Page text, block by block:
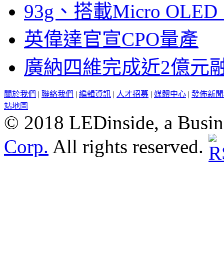
93g、搭載Micro
英偉達官宣CPO量產
廣納四維完成近2億元
關於我們 | 聯絡我們 | 編輯資訊 | 人才招募 | 媒體中心 | 發佈新
站地圖
© 2018 LEDinside, a
Corp. All rights reserved.